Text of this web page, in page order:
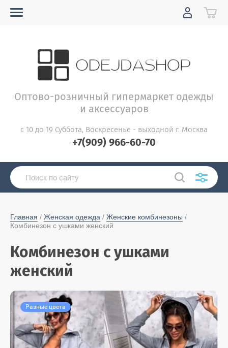
Оптово-розничный гипермаркет одежды
и аксессуаров
с 10 до 19 Суббота, Воскресенье - выходной г. Москва
+7(909) 966-60-70
Главная / Женская одежда / Женские комбинезоны /
Комбинезон с ушками женский
Комбинезон с ушками
женский
Разные цвета